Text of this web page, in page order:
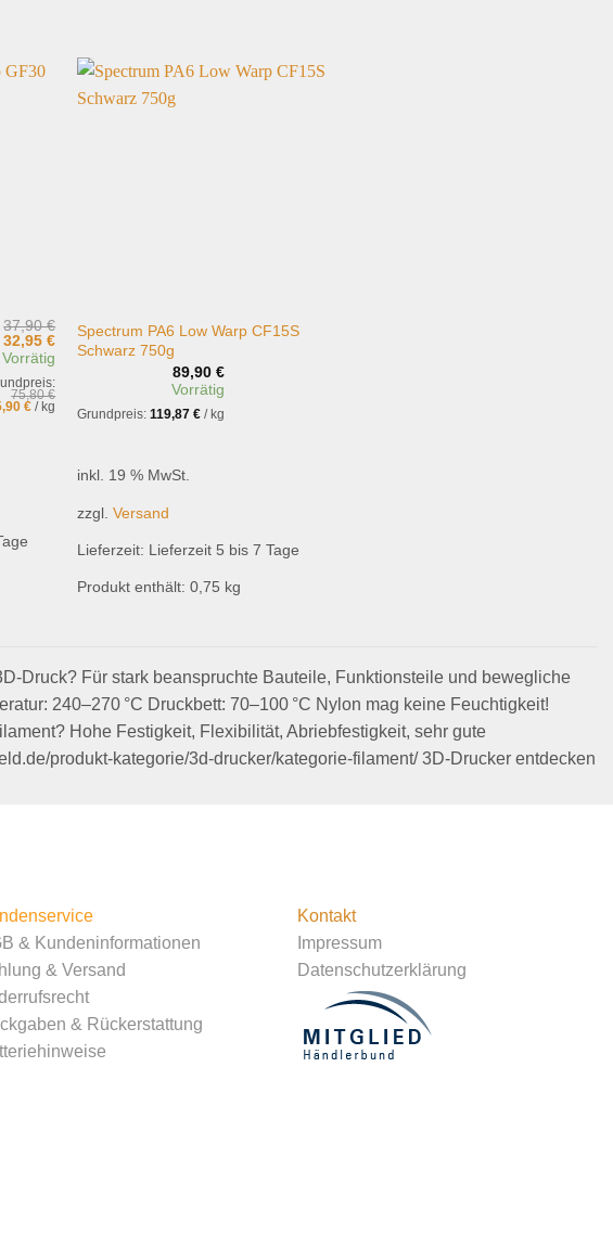
37,90€
Ursprünglicher
Preis
37,90 €
32,95€Aktueller
Preis
32,95 €.
Vorrätig
75,80€
€ / kg
Spectrum PA6 Low Warp CF15S
Schwarz 750g
89,90 €
Vorrätig
Grundpreis: 119,87 €/ kg
inkl. 19 % MwSt.
zzgl. Versand
Lieferzeit: Lieferzeit 5 bis 7 Tage
Produkt enthält: 0,75 kg
Druck? Für stark beanspruchte Bauteile, Funktionsteile und bewegliche
240–270 °C Druckbett: 70–100 °C Nylon mag keine Feuchtigkeit!
Hohe Festigkeit, Flexibilität, Abriebfestigkeit, sehr gute
produkt-kategorie/3d-drucker/kategorie-filament/ 3D-Drucker entdecken
& Kundeninformationen
& Versand
& Rückerstattung
Kontakt
Impressum
Datenschutzerklärung